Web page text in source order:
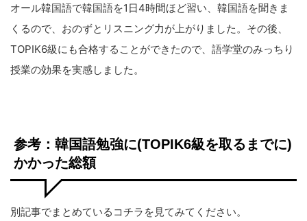
オール韓国語で韓国語を1日4時間ほど習い、韓国語を聞きま
くるので、おのずとリスニング力が上がりました。その後、
TOPIK6級にも合格することができたので、語学堂のみっちり
授業の効果を実感しました。
参考：韓国語勉強に(TOPIK6級を取るまでに)
かかった総額
別記事でまとめているコチラを見てみてください。